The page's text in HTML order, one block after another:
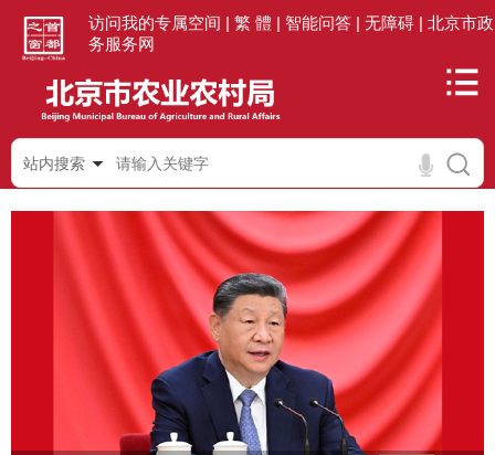
访问我的专属空间 | 繁 體 | 智能问答 | 无障碍 | 北京市政
务服务网
站内搜索